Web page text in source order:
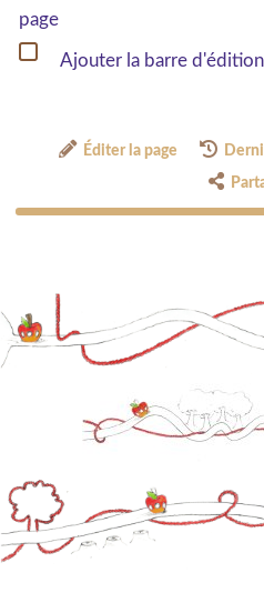
page
Ajouter la barre
Éditer la page